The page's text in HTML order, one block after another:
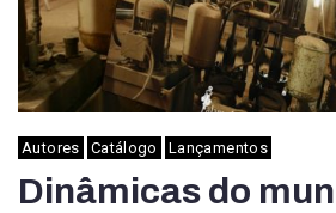
Autores Catálogo Lançamentos
Dinâmicas do